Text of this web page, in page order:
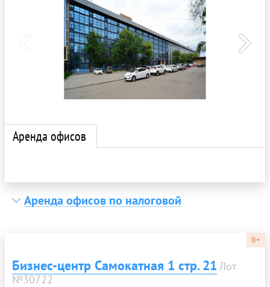
Аренда офисов
Аренда офисов по налоговой
B+
Бизнес-центр Самокатная 1 стр. 21 Лот
№30722